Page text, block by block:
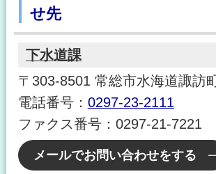
せ先
下水道課
〒303-8501 常総市水海道諏訪
電話番号： 0297-23-2111
ファクス番号：0297-21-7221
メールでお問い合わせをする